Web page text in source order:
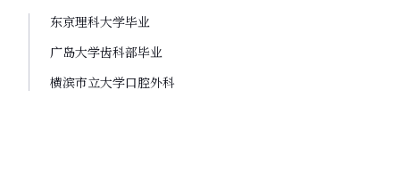
东京理科大学毕业
广岛大学齿科部毕业
横滨市立大学口腔外科